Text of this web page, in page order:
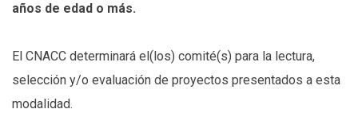
años de edad o más.
El CNACC determinará el(los) comité(s) para la lectura,
selección y/o evaluación de proyectos presentados a esta
modalidad.